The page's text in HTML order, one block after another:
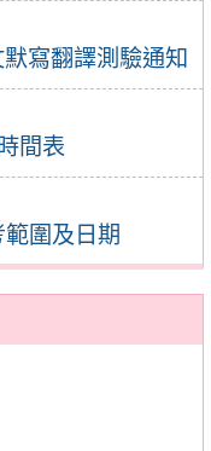
寫翻譯測驗通知
間表
圍及日期